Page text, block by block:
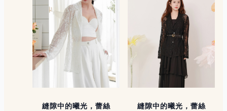
縫隙中的曦光，蕾絲
縫隙中的曦光，蕾絲